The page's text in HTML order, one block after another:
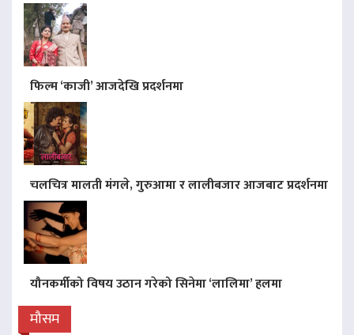
फिल्म ‘काजी’ आजदेखि प्रदर्शनमा
चलचित्र मालती मंगले, गुरुआमा र लालीबजार आजबाट प्रदर्शनमा
यौनकर्मीको विषय उठान गरेको सिनेमा ‘लालिमा’ हलमा
मौसम